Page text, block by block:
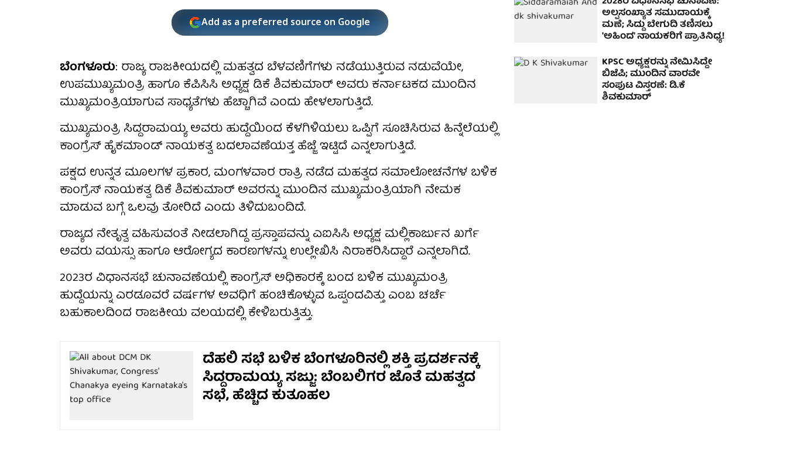
Add as a preferred source on Google
ಬೆಂಗಳೂರು: ರಾಜ್ಯ ರಾಜಕೀಯದಲ್ಲಿ ಮಹತ್ವದ ಬೆಳವಣಿಗೆಗಳು ನಡೆಯುತ್ತಿರುವ ನಡುವೆಯೇ,
ಉಪಮುಖ್ಯಮಂತ್ರಿ ಹಾಗೂ ಕೆಪಿಸಿಸಿ ಅಧ್ಯಕ್ಷ ಡಿಕೆ ಶಿವಕುಮಾರ್ ಅವರು ಕರ್ನಾಟಕದ ಮುಂದಿನ
ಮುಖ್ಯಮಂತ್ರಿಯಾಗುವ ಸಾಧ್ಯತೆಗಳು ಹೆಚ್ಚಾಗಿವೆ ಎಂದು ಹೇಳಲಾಗುತ್ತಿದೆ.
ಮುಖ್ಯಮಂತ್ರಿ ಸಿದ್ದರಾಮಯ್ಯ ಅವರು ಹುದ್ದೆಯಿಂದ ಕೆಳಗಿಳಿಯಲು ಒಪ್ಪಿಗೆ ಸೂಚಿಸಿರುವ ಹಿನ್ನೆಲೆಯಲ್ಲಿ
ಕಾಂಗ್ರೆಸ್ ಹೈಕಮಾಂಡ್ ನಾಯಕತ್ವ ಬದಲಾವಣೆಯತ್ತ ಹೆಜ್ಜೆ ಇಟ್ಟಿದೆ ಎನ್ನಲಾಗುತ್ತಿದೆ.
ಪಕ್ಷದ ಉನ್ನತ ಮೂಲಗಳ ಪ್ರಕಾರ, ಮಂಗಳವಾರ ರಾತ್ರಿ ನಡೆದ ಮಹತ್ವದ ಸಮಾಲೋಚನೆಗಳ ಬಳಿಕ
ಕಾಂಗ್ರೆಸ್ ನಾಯಕತ್ವ ಡಿಕೆ ಶಿವಕುಮಾರ್ ಅವರನ್ನು ಮುಂದಿನ ಮುಖ್ಯಮಂತ್ರಿಯಾಗಿ ನೇಮಕ
ಮಾಡುವ ಬಗ್ಗೆ ಒಲವು ತೋರಿದೆ ಎಂದು ತಿಳಿದುಬಂದಿದೆ.
ರಾಜ್ಯದ ನೇತೃತ್ವ ವಹಿಸುವಂತೆ ನೀಡಲಾಗಿದ್ದ ಪ್ರಸ್ತಾಪವನ್ನು ಎಐಸಿಸಿ ಅಧ್ಯಕ್ಷ ಮಲ್ಲಿಕಾರ್ಜುನ ಖರ್ಗೆ
ಅವರು ವಯಸ್ಸು ಹಾಗೂ ಆರೋಗ್ಯದ ಕಾರಣಗಳನ್ನು ಉಲ್ಲೇಖಿಸಿ ನಿರಾಕರಿಸಿದ್ದಾರೆ ಎನ್ನಲಾಗಿದೆ.
2023ರ ವಿಧಾನಸಭೆ ಚುನಾವಣೆಯಲ್ಲಿ ಕಾಂಗ್ರೆಸ್ ಅಧಿಕಾರಕ್ಕೆ ಬಂದ ಬಳಿಕ ಮುಖ್ಯಮಂತ್ರಿ
ಹುದ್ದೆಯನ್ನು ಎರಡೂವರೆ ವರ್ಷಗಳ ಅವಧಿಗೆ ಹಂಚಿಕೊಳ್ಳುವ ಒಪ್ಪಂದವಿತ್ತು ಎಂಬ ಚರ್ಚೆ
ಬಹುಕಾಲದಿಂದ ರಾಜಕೀಯ ವಲಯದಲ್ಲಿ ಕೇಳಿಬರುತ್ತಿತ್ತು.
ದೆಹಲಿ ಸಭೆ ಬಳಿಕ ಬೆಂಗಳೂರಿನಲ್ಲಿ ಶಕ್ತಿ ಪ್ರದರ್ಶನಕ್ಕೆ
ಸಿದ್ದರಾಮಯ್ಯ ಸಜ್ಜು: ಬೆಂಬಲಿಗರ ಜೊತೆ ಮಹತ್ವದ
ಸಭೆ, ಹೆಚ್ಚಿದ ಕುತೂಹಲ
ಅಲ್ಪಸಂಖ್ಯಾತ ಸಮುದಾಯಕ್ಕೆ
ಮಣೆ; ಸಿದ್ದು ಬೇಗುದಿ ತಣಿಸಲು
'ಅಹಿಂದ' ನಾಯಕರಿಗೆ ಪ್ರಾತಿನಿಧ್ಯ!
KPSC ಅಧ್ಯಕ್ಷರನ್ನು ನೇಮಿಸಿದ್ದೇ
ಬಿಜೆಪಿ; ಮುಂದಿನ ವಾರವೇ
ಸಂಪುಟ ವಿಸ್ತರಣೆ: ಡಿ.ಕೆ
ಶಿವಕುಮಾರ್